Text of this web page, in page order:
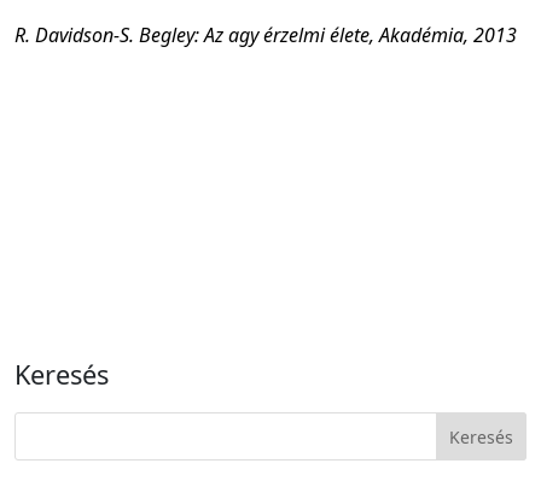
R. Davidson-S. Begley: Az agy érzelmi élete, Akadémia, 2013
Keresés